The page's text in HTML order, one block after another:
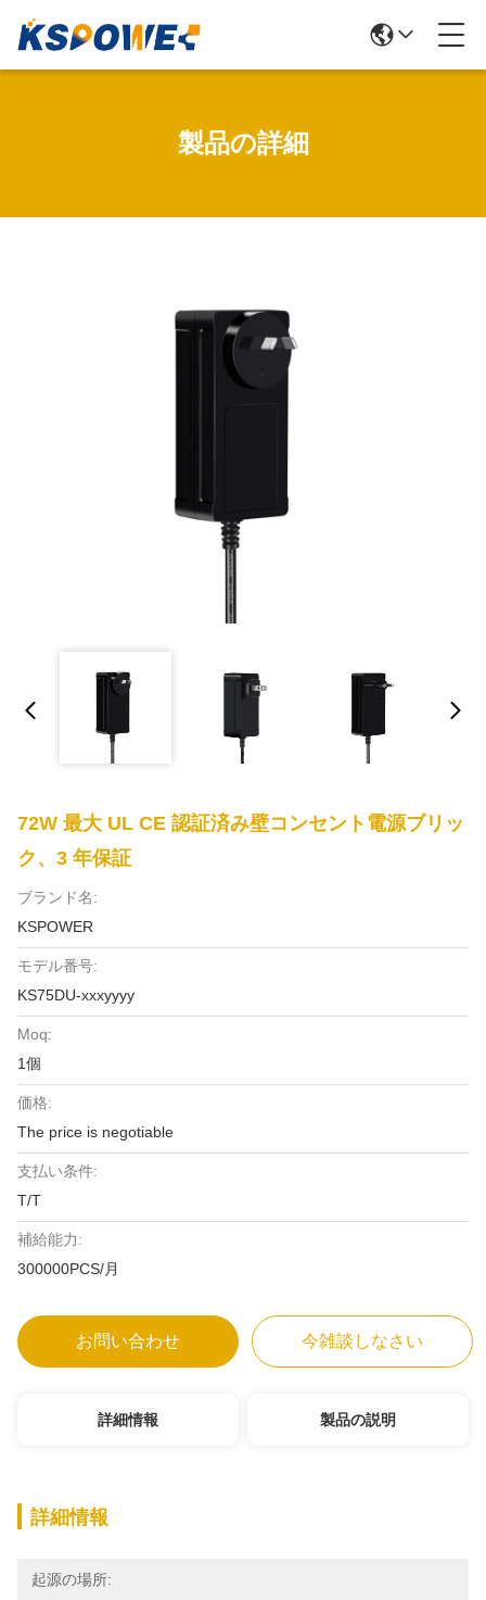
製品の詳細
72W 最大 UL CE 認証済み壁コンセント電源ブリッ
ク、3 年保証
ブランド名:
KSPOWER
モデル番号:
KS75DU-xxxyyyy
Moq:
1個
価格:
The price is negotiable
支払い条件:
T/T
補給能力:
300000PCS/月
お問い合わせ 今雑談しなさい
詳細情報 製品の説明
詳細情報
起源の場所: